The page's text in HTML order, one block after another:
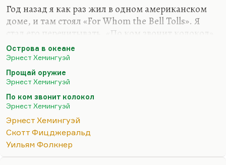
Год назад я как раз жил в одном американском
доме, и там стоял «For Whom the Bell Tolls». Я
стал его перечитывать. «По ком звонит колокол»,
про который, помните, Набоков сказал:
у него когда-то что-то about bulls, bells and balls (о
быках, яйцах и колоколах)»
Действительно, bulls, bells and balls у него в
огромной степени.
Мне эта книга показалась такой детской, такой
подростковой, такой ученической. Роберт
Джордан такой дутый, фальшивый герой,
столько самолюбования! Такие идиотские,
Острова в океане
Эрнест Хемингуэй
Прощай оружие
Эрнест Хемингуэй
По ком звонит колокол
Эрнест Хемингуэй
Эрнест Хемингуэй
Скотт Фицджеральд
Уильям Фолкнер